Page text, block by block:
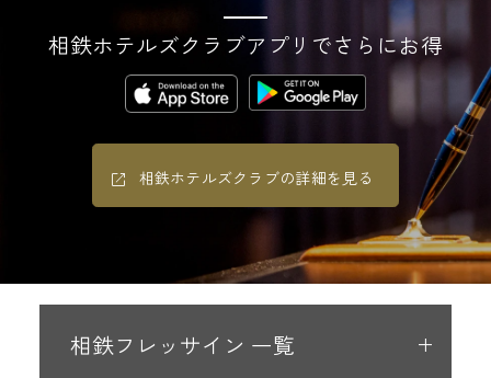
相鉄ホテルズクラブアプリでさらにお得
相鉄ホテルズクラブの詳細を見る
相鉄フレッサイン 一覧